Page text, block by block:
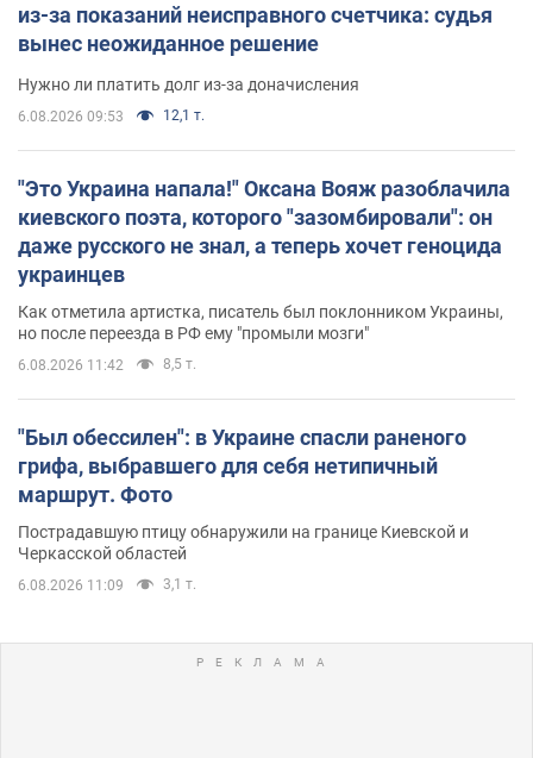
из-за показаний неисправного счетчика: судья
вынес неожиданное решение
Нужно ли платить долг из-за доначисления
6.08.2026 09:53 12,1 т.
"Это Украина напала!" Оксана Вояж разоблачила
киевского поэта, которого "зазомбировали": он
даже русского не знал, а теперь хочет геноцида
украинцев
Как отметила артистка, писатель был поклонником Украины,
но после переезда в РФ ему "промыли мозги"
6.08.2026 11:42 8,5 т.
"Был обессилен": в Украине спасли раненого
грифа, выбравшего для себя нетипичный
маршрут. Фото
Пострадавшую птицу обнаружили на границе Киевской и
Черкасской областей
6.08.2026 11:09 3,1 т.